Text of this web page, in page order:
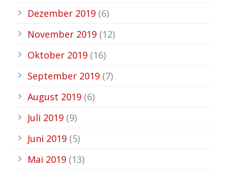
Dezember 2019 (6)
November 2019 (12)
Oktober 2019 (16)
September 2019 (7)
August 2019 (6)
Juli 2019 (9)
Juni 2019 (5)
Mai 2019 (13)